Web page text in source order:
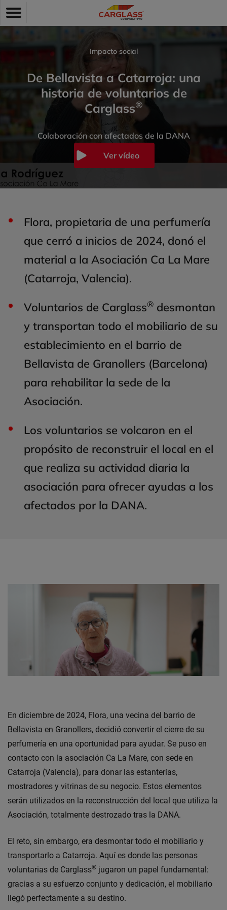
Pasar
contenido
principal
Toggle
Impacto social
De Bellavista a Catarroja: una
historia de voluntarios de
Carglass®
Colaboración con afectados de la DANA
Ver vídeo
Flora, propietaria de una perfumería
que cerró a inicios de 2024, donó el
material a la Asociación Ca La Mare
(Catarroja, Valencia).
Voluntarios de Carglass® desmontan
y transportan todo el mobiliario de su
establecimiento en el barrio de
Bellavista de Granollers (Barcelona)
para rehabilitar la sede de la
Asociación.
Los voluntarios se volcaron en el
propósito de reconstruir el local en el
que realiza su actividad diaria la
asociación para ofrecer ayudas a los
afectados por la DANA.
En diciembre de 2024, Flora, una vecina del barrio de
Bellavista en Granollers, decidió convertir el cierre de su
perfumería en una oportunidad para ayudar. Se puso en
contacto con la asociación Ca La Mare, con sede en
Catarroja (Valencia), para donar las estanterías,
mostradores y vitrinas de su negocio. Estos elementos
serán utilizados en la reconstrucción del local que utiliza la
Asociación, totalmente destrozado tras la DANA.
El reto, sin embargo, era desmontar todo el mobiliario y
transportarlo a Catarroja. Aquí es donde las personas
voluntarias de Carglass® jugaron un papel fundamental:
gracias a su esfuerzo conjunto y dedicación, el mobiliario
llegó perfectamente a su destino.